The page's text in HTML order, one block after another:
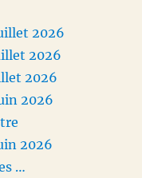
2026
2026
2026
2026
2026
…